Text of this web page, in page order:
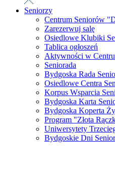
Seniorzy
Centrum Seniorów
Zarezerwuj salę
Osiedlowe Klubiki
Tablica ogłoszeń
Aktywności w
Seniorada
Bydgoska Rada
Osiedlowe Centra
Korpus Wsparcia
Bydgoska Karta
Bydgoska Koperta
Program "Złota
Uniwersytety
Bydgoskie Dni